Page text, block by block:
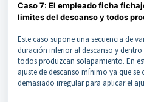
Caso 7: El empleado ficha
limites del descanso y todos
Este caso supone una secuencia de
duración inferior al descanso y
todos produzcan solapamiento. En
ajuste de descanso mínimo ya que
demasiado irregular para aplicar el